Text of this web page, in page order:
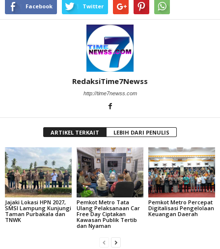
Facebook Twitter
RedaksiTime7Newss
http://time7newss.com
ARTIKEL TERKAIT LEBIH DARI PENULIS
Jajaki Lokasi HPN 2027,
SMSI Lampung Kunjungi
Taman Purbakala dan
TNWK
Pemkot Metro Tata
Ulang Pelaksanaan Car
Free Day Ciptakan
Kawasan Publik Tertib
dan Nyaman
Pemkot Metro Percepat
Digitalisasi Pengelolaan
Keuangan Daerah